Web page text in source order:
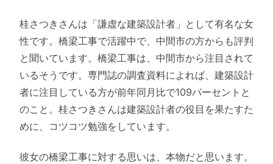
桂さつきさんは「謙虚な建築設計者」として有名な女
性です。橋梁工事で活躍中で、中間市の方からも評判
と聞いています。橋梁工事は、中間市から注目されて
いるそうです。専門誌の調査資料によれば、建築設計
者に注目している方が前年同月比で109パーセントと
のこと。桂さつきさんは建築設計者の役目を果たすた
めに、コツコツ勉強をしています。
彼女の橋梁工事に対する思いは、本物だと思います。